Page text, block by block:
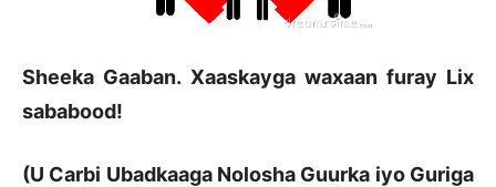
Sheeka Gaaban. Xaaskayga waxaan furay Lix
sababood!
(U Carbi Ubadkaaga Nolosha Guurka iyo Guriga